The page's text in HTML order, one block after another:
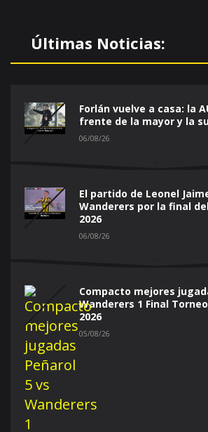
Últimas Noticias:
Forlán vuelve a casa: la
frente de la mayor y la
06/08/26
El partido de Leonel
Wanderers por la final
2026
06/08/26
Compacto mejores
Wanderers 1 Final
2026
05/08/26